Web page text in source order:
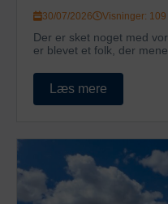
30/07/2026 Visninger: 109
Der er sket noget med
er blevet et folk, der
Læs mere